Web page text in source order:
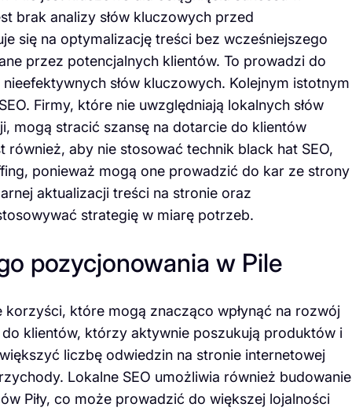
brak analizy słów kluczowych przed
się na optymalizację treści bez wcześniejszego
przez potencjalnych klientów. To prowadzi do
słów kluczowych. Kolejnym istotnym
Firmy, które nie uwzględniają lokalnych słów
mogą stracić szansę na dotarcie do klientów
również, aby nie stosować technik black hat SEO,
ponieważ mogą one prowadzić do kar ze strony
aktualizacji treści na stronie oraz
strategię w miarę potrzeb.
pozycjonowania w Pile
które mogą znacząco wpłynąć na rozwój
klientów, którzy aktywnie poszukują produktów i
liczbę odwiedzin na stronie internetowej
Lokalne SEO umożliwia również budowanie
Piły, co może prowadzić do większej lojalności